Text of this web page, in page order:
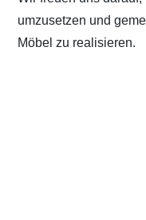
umzusetzen und
Möbel zu realisieren.